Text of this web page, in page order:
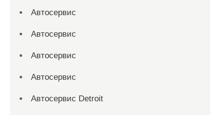
Автосервис
Автосервис
Автосервис
Автосервис
Автосервис Detroit